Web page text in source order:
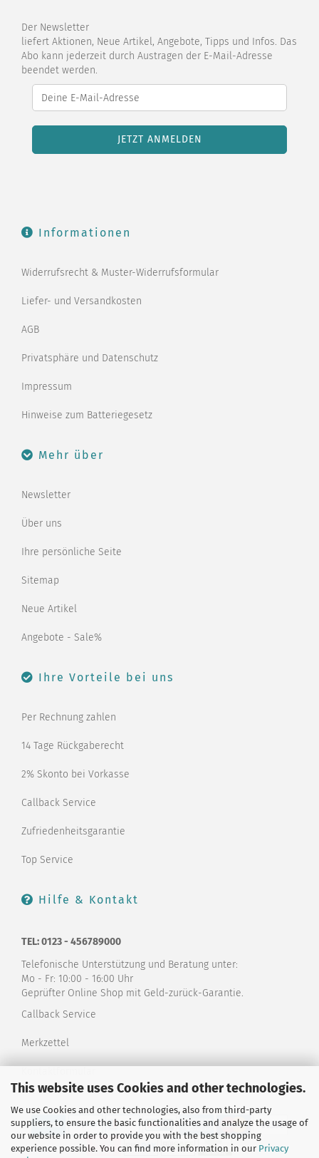
This website uses Cookies and other technologies.
We use Cookies and other technologies, also from third-party
suppliers, to ensure the basic functionalities and analyze the usage of
our website in order to provide you with the best shopping
experience possible. You can find more information in our Privacy
Der Newsletter
liefert Aktionen, Neue Artikel, Angebote, Tipps und Infos. Das
Abo kann jederzeit durch Austragen der E-Mail-Adresse
beendet werden.
Informationen
Widerrufsrecht & Muster-Widerrufsformular
Liefer- und Versandkosten
AGB
Privatsphäre und Datenschutz
Impressum
Hinweise zum Batteriegesetz
Mehr über
Newsletter
Über uns
Ihre persönliche Seite
Sitemap
Neue Artikel
Angebote - Sale%
Ihre Vorteile bei uns
Per Rechnung zahlen
14 Tage Rückgaberecht
2% Skonto bei Vorkasse
Callback Service
Zufriedenheitsgarantie
Top Service
Hilfe & Kontakt
TEL: 0123 - 456789000
Telefonische Unterstützung und Beratung unter:
Mo - Fr: 10:00 - 16:00 Uhr
Geprüfter Online Shop mit Geld-zurück-Garantie.
Callback Service
Merkzettel